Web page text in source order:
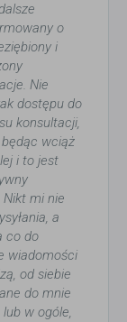
o
i
Nie
dostępu do
konsultacji,
wciąż
i to jest
mi nie
a
co do
wiadomości
od siebie
do mnie
w ogóle,